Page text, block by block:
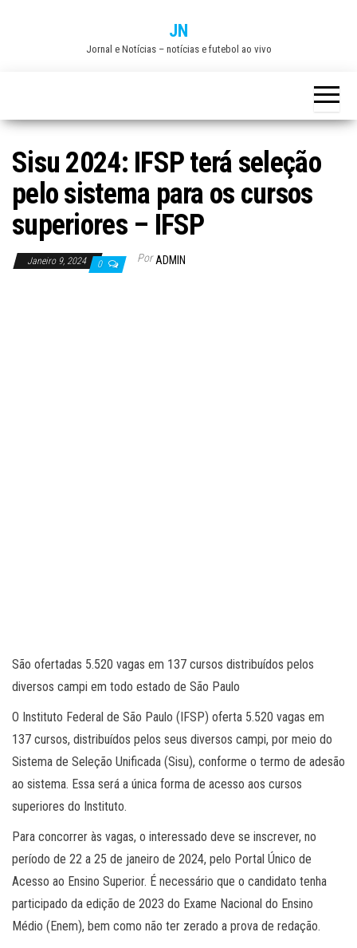
JN
Jornal e Notícias – notícias e futebol ao vivo
Sisu 2024: IFSP terá seleção
pelo sistema para os cursos
superiores – IFSP
Janeiro 9, 2024 0 Por ADMIN
São ofertadas 5.520 vagas em 137 cursos distribuídos pelos
diversos campi em todo estado de São Paulo
O Instituto Federal de São Paulo (IFSP) oferta 5.520 vagas em
137 cursos, distribuídos pelos seus diversos campi, por meio do
Sistema de Seleção Unificada (Sisu), conforme o termo de adesão
ao sistema. Essa será a única forma de acesso aos cursos
superiores do Instituto.
Para concorrer às vagas, o interessado deve se inscrever, no
período de 22 a 25 de janeiro de 2024, pelo Portal Único de
Acesso ao Ensino Superior. É necessário que o candidato tenha
participado da edição de 2023 do Exame Nacional do Ensino
Médio (Enem), bem como não ter zerado a prova de redação.